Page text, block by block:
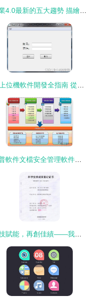
工業4.0最新的五大趨勢 描繪未來柔性工廠的數字化藍本
Qt上位機軟件開發全指南 從入門到CSDN實踐分享
泛普軟件文檔安全管理軟件在此中的應用開發展望
科技賦能，再創佳績——我公司成功獲得應用軟件開發領域科學技術成果鑒定證書